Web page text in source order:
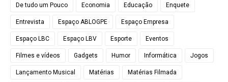
De tudo um Pouco Economia Educação Enquete
Entrevista Espaço ABLOGPE Espaço Empresa
Espaço LBC Espaço LBV Esporte Eventos
Filmes e vídeos Gadgets Humor Informática Jogos
Lançamento Musical Matérias Matérias Filmada